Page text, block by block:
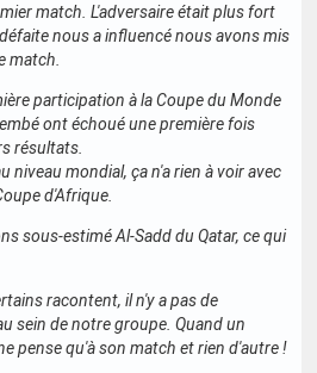
match. L'adversaire était plus fort
nous a influencé nous avons mis
match.
participation à la Coupe du Monde
ont échoué une première fois
résultats.
niveau mondial, ça n'a rien à voir avec
d'Afrique.
sous-estimé Al-Sadd du Qatar, ce qui
racontent, il n'y a pas de
sein de notre groupe. Quand un
pense qu'à son match et rien d'autre !